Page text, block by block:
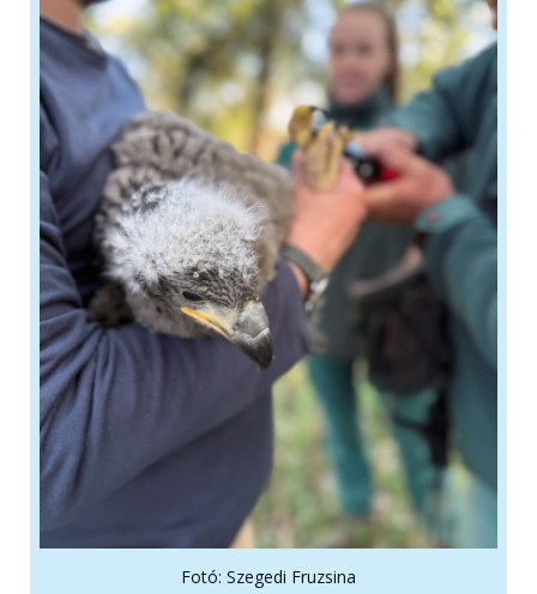
Fotó: Szegedi Fruzsina